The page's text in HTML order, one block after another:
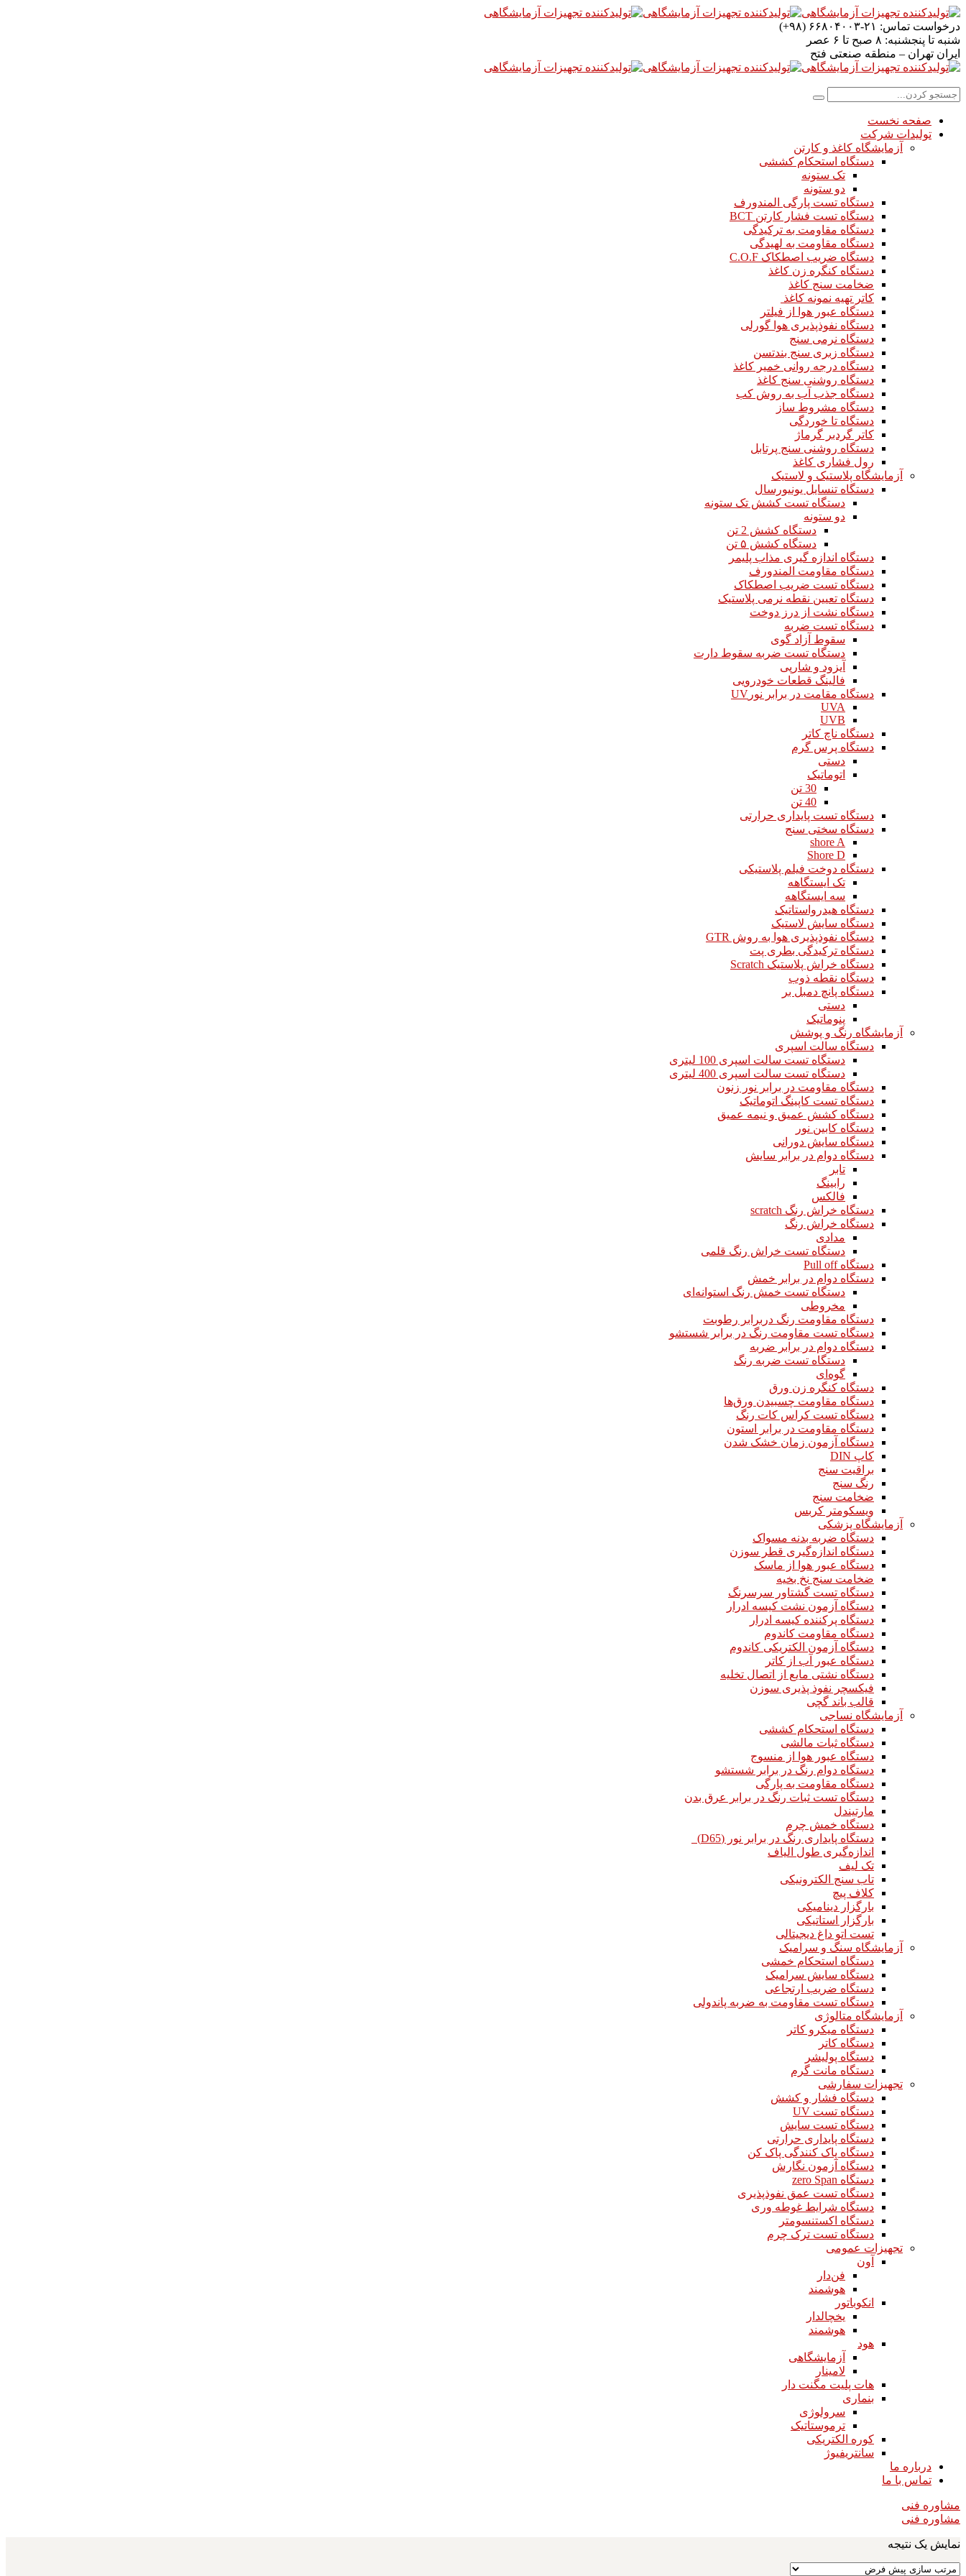
درخواست تماس: ۲۱-۶۶۸۰۴۰۰۳ (۹۸+)
شنبه تا پنجشنبه: ۸ صبح تا ۶ عصر
ایران تهران – منطقه صنعتی فتح
صفحه نخست
تولیدات شرکت
آزمایشگاه کاغذ و کارتن
دستگاه استحکام کششی
تک ستونه
دو ستونه
دستگاه تست پارگی المندورف
دستگاه تست فشار کارتن BCT
دستگاه مقاومت به ترکیدگی
دستگاه مقاومت به لهیدگی
دستگاه ضریب اصطکاک C.O.F
دستگاه کنگره زن کاغذ
ضخامت سنج کاغذ
کاتر تهیه نمونه کاغذ
دستگاه عبور هوا از فیلتر
دستگاه نفوذپذیری هوا گورلی
دستگاه نرمی سنج
دستگاه زبری سنج بندتسن
دستگاه درجه روانی خمیر کاغذ
دستگاه روشنی سنج کاغذ
دستگاه جذب آب به روش کب
دستگاه مشروط ساز
دستگاه تا خوردگی
کاتر گردبر گرماژ
دستگاه روشنی سنج پرتابل
رول فشاری کاغذ
آزمایشگاه پلاستیک و لاستیک
دستگاه تنسایل یونیورسال
دستگاه تست کشش تک ستونه
دو ستونه
دستگاه کشش 2 تن
دستگاه کشش ۵ تن
دستگاه اندازه گیری مذاب پلیمر
دستگاه مقاومت المندورف
دستگاه تست ضریب اصطکاک
دستگاه تعیین نقطه نرمی پلاستیک
دستگاه نشت از درز دوخت
دستگاه تست ضربه
سقوط آزاد گوی
دستگاه تست ضربه سقوط دارت
آیزود و شارپی
فالینگ قطعات خودرویی
دستگاه مقامت در برابر نورUV
UVA
UVB
دستگاه ناچ کاتر
دستگاه پرس گرم
دستی
اتوماتیک
30 تن
40 تن
دستگاه تست پایداری حرارتی
دستگاه سختی سنج
shore A
Shore D
دستگاه دوخت فیلم پلاستیکی
تک ایستگاهه
سه ایستگاهه
دستگاه هیدرواستاتیک
دستگاه سایش لاستیک
دستگاه نفوذپذیری هوا به روش GTR
دستگاه ترکیدگی بطری پت
دستگاه خراش پلاستیک Scratch
دستگاه نقطه ذوب
دستگاه پانچ دمبل بر
دستی
پنوماتیک
آزمایشگاه رنگ و پوشش
دستگاه سالت اسپری
دستگاه تست سالت اسپری 100 لیتری
دستگاه تست سالت اسپری 400 لیتری
دستگاه مقاومت در برابر نور زنون
دستگاه تست کاپینگ اتوماتیک
دستگاه کشش عمیق و نیمه عمیق
دستگاه کابین نور
دستگاه سایش دورانی
دستگاه دوام در برابر سایش
تابر
رابینگ
فالکس
دستگاه خراش رنگ scratch
دستگاه خراش رنگ
مدادی
دستگاه تست خراش رنگ قلمی
دستگاه Pull off
دستگاه دوام در برابر خمش
دستگاه تست خمش رنگ استوانه‌ای
مخروطی
دستگاه مقاومت رنگ دربرابر رطوبت
دستگاه تست مقاومت رنگ در برابر شستشو
دستگاه دوام در برابر ضربه
دستگاه تست ضربه رنگ
گوه‌ای
دستگاه کنگره زن ورق
دستگاه مقاومت چسبیدن ورق‌ها
دستگاه تست کراس کات رنگ
دستگاه مقاومت در برابر استون
دستگاه آزمون زمان خشک شدن
کاپ DIN
براقیت سنج
رنگ سنج
ضخامت سنج
ویسکومتر کربس
آزمایشگاه پزشکی
دستگاه ضربه بدنه مسواک
دستگاه اندازه‌گیری قطر سوزن
دستگاه عبور هوا از ماسک
ضخامت سنج نخ بخیه
دستگاه تست گشتاور سرسرنگ
دستگاه آزمون نشت کیسه ادرار
دستگاه پرکننده کیسه ادرار
دستگاه مقاومت کاندوم
دستگاه آزمون الکتریکی کاندوم
دستگاه عبور آب از کاتر
دستگاه نشتی مایع از اتصال تخلیه
فیکسچر نفوذ پذیری سوزن
قالب باند گچی
آزمایشگاه نساجی
دستگاه استحکام کششی
دستگاه ثبات مالشی
دستگاه عبور هوا از منسوج
دستگاه دوام رنگ در برابر شستشو
دستگاه مقاومت به پارگی
دستگاه تست ثبات رنگ در برابر عرق بدن
مارتیندل
دستگاه خمش چرم
دستگاه پایداری رنگ در برابر نور (D65)
اندازه‌گیری طول الیاف
تک لیف
تاب سنج الکترونیکی
کلاف پیچ
بارگزار دینامیکی
بارگزار استاتیکی
تست اتو داغ دیجیتالی
آزمایشگاه سنگ و سرامیک
دستگاه استحکام خمشی
دستگاه سایش سرامیک
دستگاه ضریب ارتجاعی
دستگاه تست مقاومت به ضربه پاندولی
آزمایشگاه متالوژی
دستگاه میکرو کاتر
دستگاه کاتر
دستگاه پولیشر
دستگاه مانت گرم
تجهیزات سفارشی
دستگاه فشار و کشش
دستگاه تست UV
دستگاه تست سایش
دستگاه پایداری حرارتی
دستگاه پاک کنندگی پاک کن
دستگاه آزمون نگارش
دستگاه zero Span
دستگاه تست عمق نفوذپذیری
دستگاه شرایط غوطه وری
دستگاه اکستنسومتر
دستگاه تست ترک چرم
تجهیزات عمومی
آون
فن‌دار
هوشمند
انکوباتور
یخچالدار
هوشمند
هود
آزمایشگاهی
لامینار​​​​​​​
هات پلیت مگنت دار​​​​​​​
بنماری
سرولوژی
ترموستاتیک
کوره الکتریکی
سانتریفیوژ
درباره ما
تماس با ما
مشاوره فنی
مشاوره فنی
نمایش یک نتیجه